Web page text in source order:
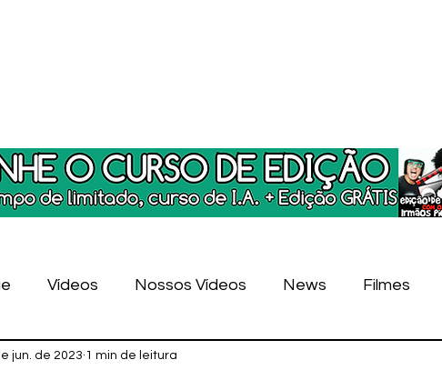
Vídeos Nossos Vídeos News Filmes
Tecnologia
jun. de 2023 1 min de leitura